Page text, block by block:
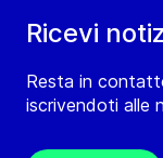
Ricevi
Resta in
iscrivendoti alle